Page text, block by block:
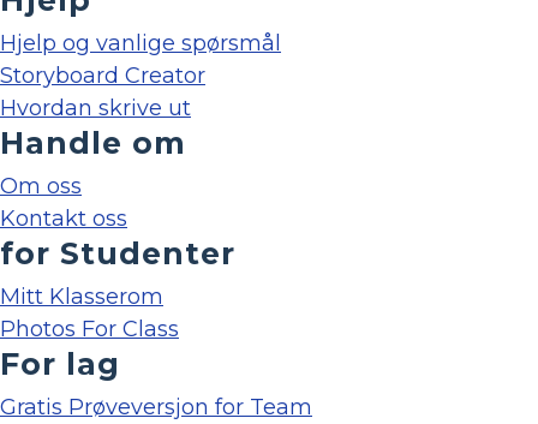
Hjelp og vanlige spørsmål
Storyboard Creator
Hvordan skrive ut
Handle om
Om oss
Kontakt oss
for Studenter
Mitt Klasserom
Photos For Class
For lag
Gratis Prøveversjon for Team